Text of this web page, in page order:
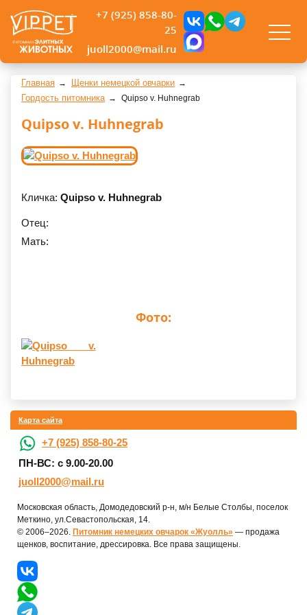
+7 (925) 858-80-
25
juoll2000@mail.ru
Главная
Щенки немецкой овчарки
Гордость питомника
Quipso v. Huhnegrab
Quipso v. Huhnegrab
Кличка: Quipso v. Huhnegrab
Отец:
Мать:
Фото:
Карта сайта
+7 (925) 858-80-25
ПН-ВС: с 9.00-20.00
juoll2000@mail.ru
Московская область, Домодедовский р-н, м/н Белые Столбы, поселок
Меткино, ул.Севастопольская, 14.
© 2006–2026. Питомник немецких овчарок «Жуолль» — продажа
щенков, воспитание, дрессировка. Все права защищены.